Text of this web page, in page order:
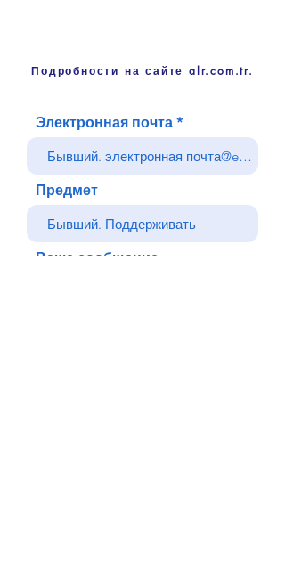
Подробности на сайте alr.com.tr.
Электронная почта
Предмет
Ваше сообщение